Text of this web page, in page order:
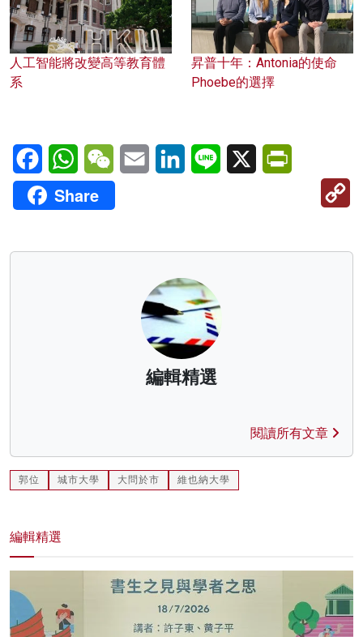
人工智能將改變高等教育體
系
昇普十年：Antonia的使命
Phoebe的選擇
FacebookWhatsAppWeChatEmail LinkedInLine X
Share
編輯精選
閱讀所有文章
郭位 城市大學 大問於市 維也納大學
編輯精選